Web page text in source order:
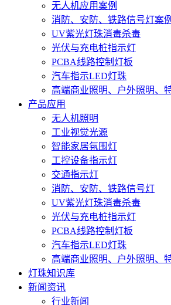
无人机应用案例
消防、安防、铁路信号灯案例
UV紫光灯珠消毒杀毒
光伏与充电桩指示灯
PCBA线路控制灯板
汽车指示LED灯珠
高端商业照明、户外照明、
产品应用
无人机照明
工业视觉光源
智能家居氛围灯
工控设备指示灯
交通指示灯
消防、安防、铁路信号灯
UV紫光灯珠消毒杀毒
光伏与充电桩指示灯
PCBA线路控制灯板
汽车指示LED灯珠
高端商业照明、户外照明、
灯珠知识库
新闻资讯
行业新闻